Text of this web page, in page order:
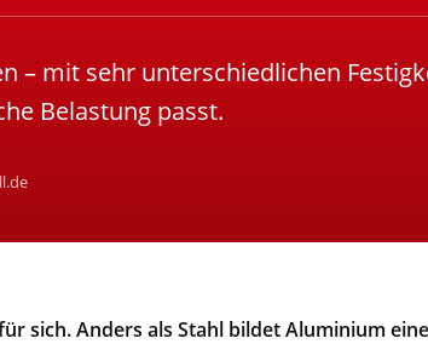
– mit sehr unterschiedlichen
Belastung passt.
sich. Anders als Stahl bildet Aluminium